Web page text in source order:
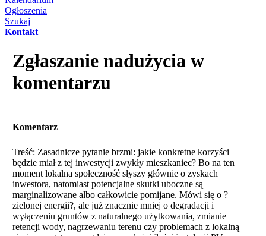
Ogłoszenia
Szukaj
Kontakt
Zgłaszanie nadużycia w
komentarzu
Komentarz
Treść: Zasadnicze pytanie brzmi: jakie konkretne korzyści
będzie miał z tej inwestycji zwykły mieszkaniec? Bo na ten
moment lokalna społeczność słyszy głównie o zyskach
inwestora, natomiast potencjalne skutki uboczne są
marginalizowane albo całkowicie pomijane. Mówi się o ?
zielonej energii?, ale już znacznie mniej o degradacji i
wyłączeniu gruntów z naturalnego użytkowania, zmianie
retencji wody, nagrzewaniu terenu czy problemach z lokalną